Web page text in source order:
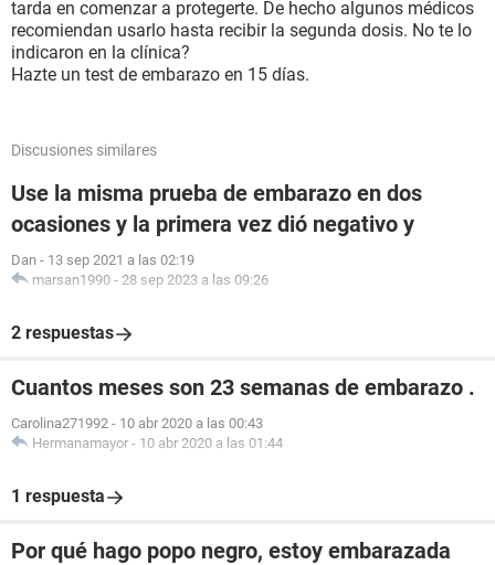
tarda en comenzar a protegerte. De hecho algunos médicos
recomiendan usarlo hasta recibir la segunda dosis. No te lo
indicaron en la clínica?
Hazte un test de embarazo en 15 días.
Discusiones similares
Use la misma prueba de embarazo en dos
ocasiones y la primera vez dió negativo y
Dan - 13 sep 2021 a las 02:19
marsan1990 - 28 sep 2023 a las 09:26
2 respuestas
Cuantos meses son 23 semanas de embarazo .
Carolina271992 - 10 abr 2020 a las 00:43
Hermanamayor - 10 abr 2020 a las 01:44
1 respuesta
Por qué hago popo negro, estoy embarazada